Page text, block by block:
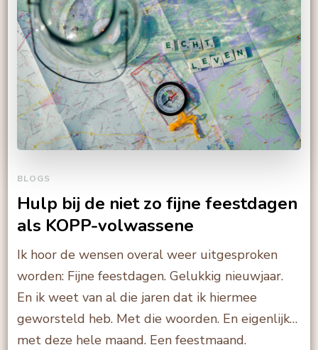
BLOGS
Hulp bij de niet zo fijne feestdagen
als KOPP-volwassene
Ik hoor de wensen overal weer uitgesproken
worden: Fijne feestdagen. Gelukkig nieuwjaar.
En ik weet van al die jaren dat ik hiermee
geworsteld heb. Met die woorden. En eigenlijk…
met deze hele maand. Een feestmaand.